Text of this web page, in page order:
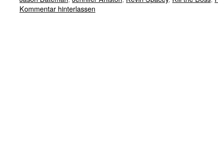
Kommentar hinterlassen